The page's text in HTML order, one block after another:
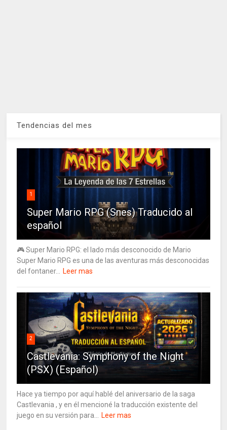
Tendencias del mes
1
Super Mario RPG (Snes) Traducido al
español
🎮 Super Mario RPG: el lado más desconocido de Mario
Super Mario RPG es una de las aventuras más desconocidas
del fontaner... Leer mas
2
Castlevania: Symphony of the Night
(PSX) (Español)
Hace ya tiempo por aquí hablé del aniversario de la saga
Castlevania , y en él mencioné la traducción existente del
juego en su versión para... Leer mas